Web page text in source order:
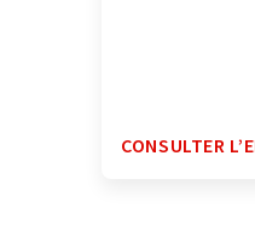
CONSULTER